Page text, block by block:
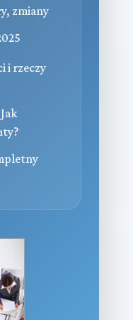
zmiany
i rzeczy